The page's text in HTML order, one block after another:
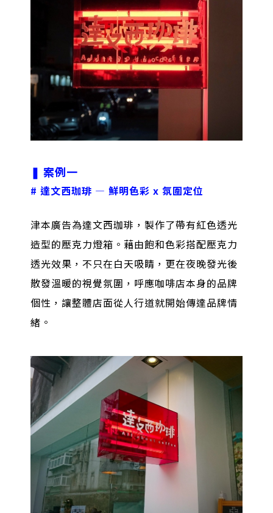
❚ 案例一
# 達文西珈琲 — 鮮明色彩 x 氛圍定位
津本廣告為達文西珈琲，製作了帶有紅色透光
造型的壓克力燈箱。藉由飽和色彩搭配壓克力
透光效果，不只在白天吸睛，更在夜晚發光後
散發溫暖的視覺氛圍，呼應咖啡店本身的品牌
個性，讓整體店面從人行道就開始傳達品牌情
緒。